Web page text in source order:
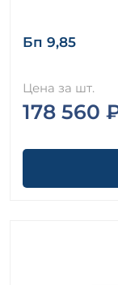
Бп 9,85
Цена за шт.
178 560